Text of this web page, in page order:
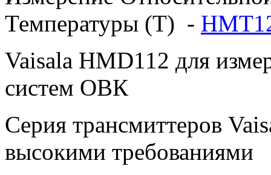
Температуры (T) -
Vaisala HMD112 для
систем ОВК
Серия трансмиттеров
высокими требованиями